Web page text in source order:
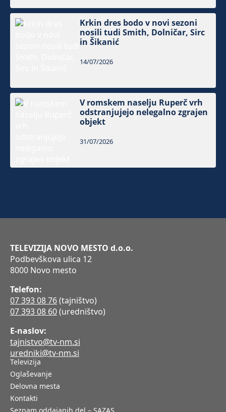
Krkin dres bodo v novi sezoni
nosili tudi Smith, Dolničar, Sirc
in Šikanić
14/07/2026
V romskem naselju Ruperč vrh
odstranjujejo nelegalno zgrajen
objekt
31/07/2026
TELEVIZIJA NOVO MESTO d.o.o.
Podbevškova ulica 12
8000 Novo mesto
Telefon:
07 393 08 76(tajništvo)
07 393 08 60(uredništvo)
E-naslov:
tajnistvo@tv-nm.si
uredniki@tv-nm.si
Televizija
Oglaševanje
Delovna mesta
Kontakti